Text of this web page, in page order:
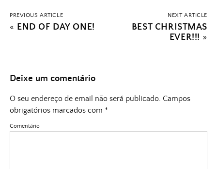
PREVIOUS ARTICLE
« END OF DAY ONE!
NEXT ARTICLE
BEST CHRISTMAS
EVER!!! »
Deixe um comentário
O seu endereço de email não será publicado. Campos
obrigatórios marcados com *
Comentário